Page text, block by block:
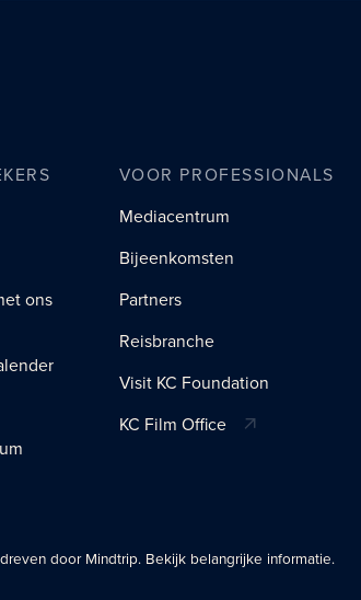
ons
VOOR PROFESSIONALS
Mediacentrum
Bijeenkomsten
Partners
Reisbranche
Visit KC Foundation
KC Film Office
door Mindtrip. Bekijk belangrijke informatie.